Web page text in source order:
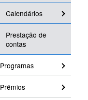
Calendários
Prestação de
contas
Programas
Prêmios